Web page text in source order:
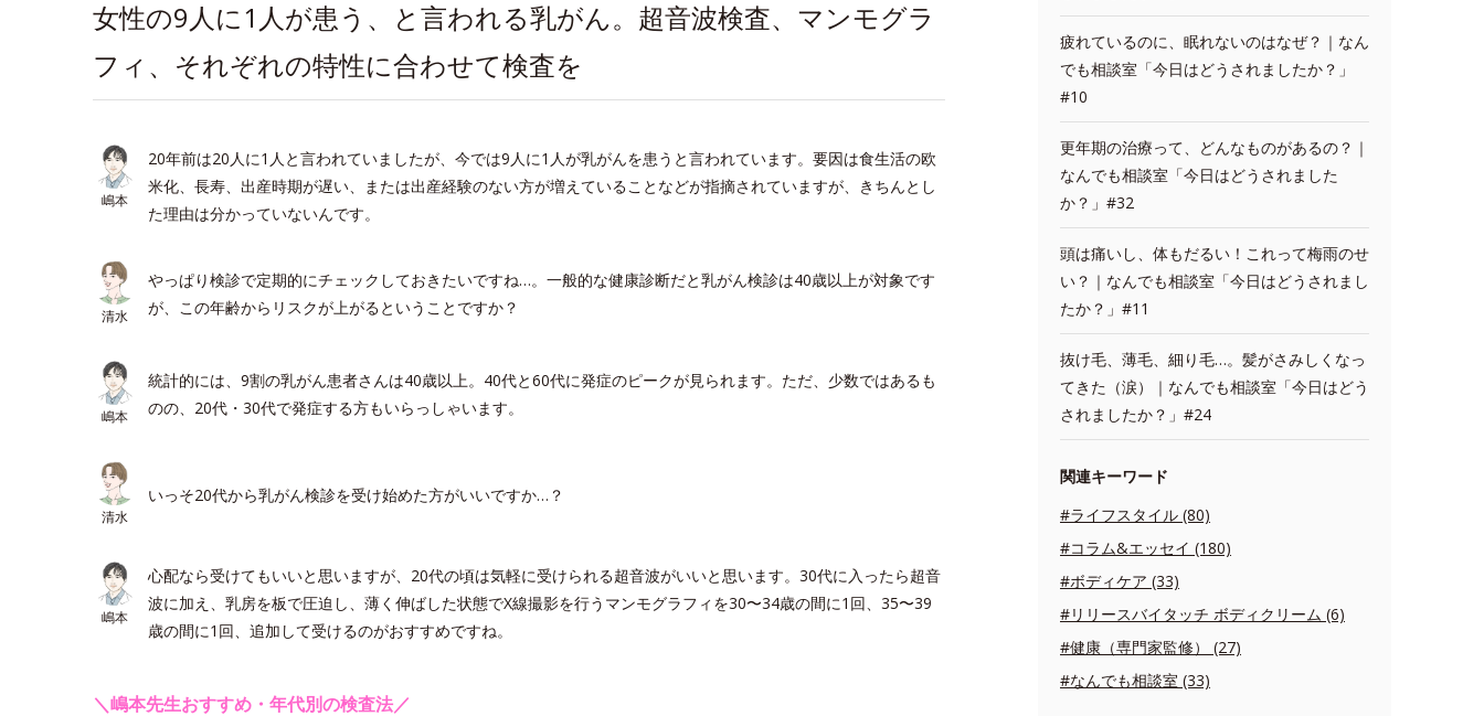
女性の9人に1人が患う、と言われる乳がん。超音波検査、マンモグラ
フィ、それぞれの特性に合わせて検査を
嶋本
20年前は20人に1人と言われていましたが、今では9人に1人が乳がんを患うと言われています。要因は食生活の欧
米化、長寿、出産時期が遅い、または出産経験のない方が増えていることなどが指摘されていますが、きちんとし
た理由は分かっていないんです。
清水
やっぱり検診で定期的にチェックしておきたいですね…。一般的な健康診断だと乳がん検診は40歳以上が対象です
が、この年齢からリスクが上がるということですか？
嶋本
統計的には、9割の乳がん患者さんは40歳以上。40代と60代に発症のピークが見られます。ただ、少数ではあるも
のの、20代・30代で発症する方もいらっしゃいます。
清水
いっそ20代から乳がん検診を受け始めた方がいいですか…？
嶋本
心配なら受けてもいいと思いますが、20代の頃は気軽に受けられる超音波がいいと思います。30代に入ったら超音
波に加え、乳房を板で圧迫し、薄く伸ばした状態でX線撮影を行うマンモグラフィを30〜34歳の間に1回、35〜39
歳の間に1回、追加して受けるのがおすすめですね。
＼嶋本先生おすすめ・年代別の検査法／
疲れているのに、眠れないのはなぜ？｜なん
でも相談室「今日はどうされましたか？」
#10
更年期の治療って、どんなものがあるの？｜
なんでも相談室「今日はどうされました
か？」#32
頭は痛いし、体もだるい！これって梅雨のせ
い？｜なんでも相談室「今日はどうされまし
たか？」#11
抜け毛、薄毛、細り毛…。髪がさみしくなっ
てきた（涙）｜なんでも相談室「今日はどう
されましたか？」#24
関連キーワード
#ライフスタイル (80)
#コラム&エッセイ (180)
#ボディケア (33)
#リリースバイタッチ ボディクリーム (6)
#健康（専門家監修） (27)
#なんでも相談室 (33)